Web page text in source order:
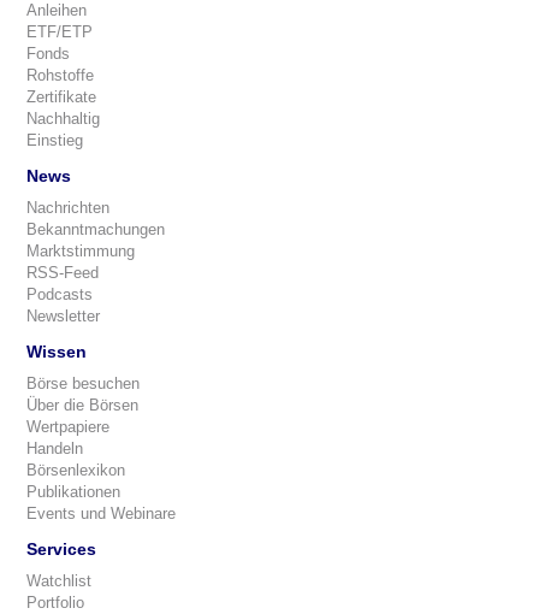
Anleihen
ETF/ETP
Fonds
Rohstoffe
Zertifikate
Nachhaltig
Einstieg
News
Nachrichten
Bekanntmachungen
Marktstimmung
RSS-Feed
Podcasts
Newsletter
Wissen
Börse besuchen
Über die Börsen
Wertpapiere
Handeln
Börsenlexikon
Publikationen
Events und Webinare
Services
Watchlist
Portfolio